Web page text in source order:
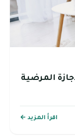
المرضية
اقرأ المزيد ←